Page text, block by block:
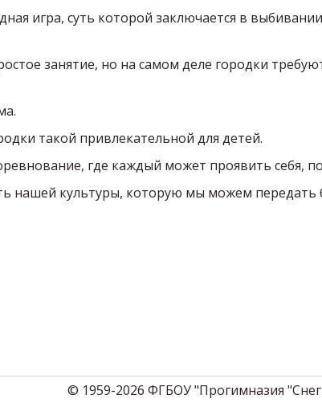
игра, суть которой заключается в
занятие, но на самом деле городки
такой привлекательной для детей.
где каждый может проявить себя,
нашей культуры, которую мы можем
© 1959-2026 ФГБОУ "Прогимназия